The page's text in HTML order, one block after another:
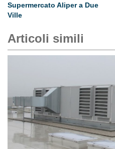
Supermercato Aliper a Due
Ville
Articoli simili